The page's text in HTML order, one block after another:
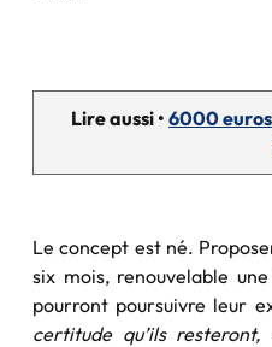
Lire aussi •6000
Le concept est né.
six mois, renouvelable
pourront poursuivre leur
certitude qu’ils